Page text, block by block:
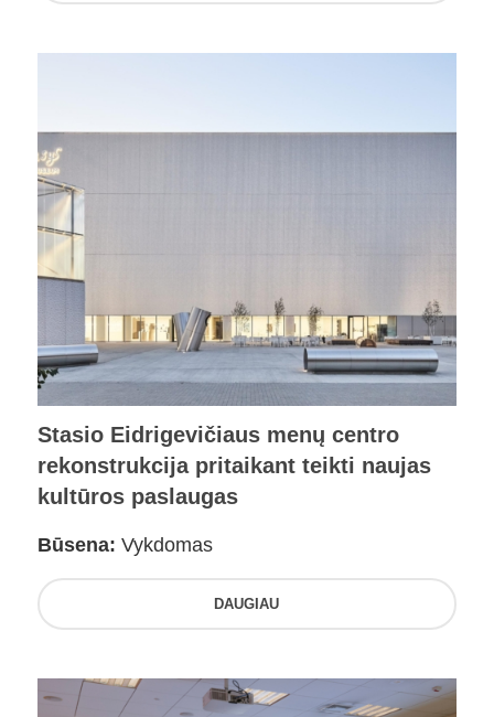
Stasio Eidrigevičiaus menų centro
rekonstrukcija pritaikant teikti naujas
kultūros paslaugas
Būsena: Vykdomas
DAUGIAU